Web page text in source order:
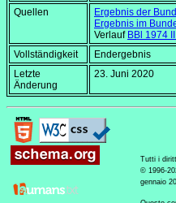
Quellen
Ergebnis der
Ergebnis im
Verlauf BBl 1974
Vollständigkeit
Endergebnis
Letzte
Änderung
23. Juni 2020
Tutti i
© 1996-
gennaio